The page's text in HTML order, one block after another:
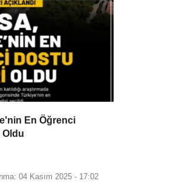
En Öğrenci
Oldu
04 Kasım 2025 - 17:02